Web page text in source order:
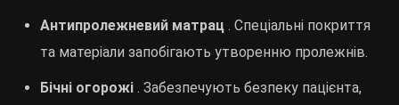
Антипролежневий матрац . Спеціальні покриття
та матеріали запобігають утворенню пролежнів.
Бічні огорожі . Забезпечують безпеку пацієнта,